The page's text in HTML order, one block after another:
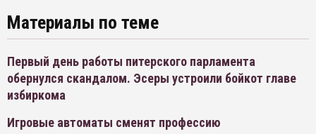
Материалы по теме
Первый день работы питерского парламента
обернулся скандалом. Эсеры устроили бойкот главе
избиркома
Игровые автоматы сменят профессию